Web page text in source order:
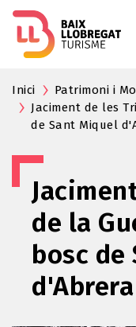
Inici
Patrimoni i
Jaciment de les
de Sant Miquel
de la
bosc de
d'Abrera